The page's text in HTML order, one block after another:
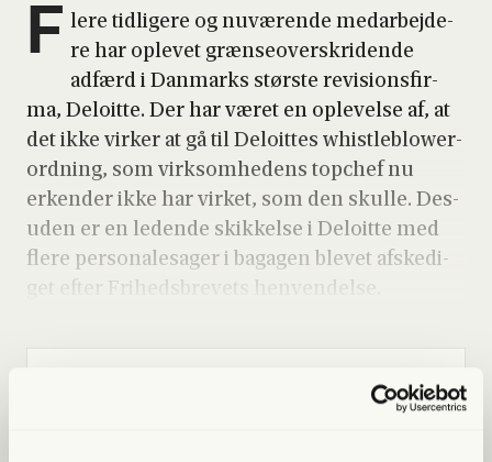
F le­re tid­li­ge­re og nuvæ­ren­de med­ar­bej­de­
re har ople­vet græn­se­over­skri­den­de
adfærd i Dan­marks stør­ste revi­sions­fir­
ma, Deloit­te. Der har været en ople­vel­se af, at
det ikke vir­ker at gå til Deloit­tes whi­st­le­blower­
ord­ning, som virk­som­he­dens top­chef nu
erken­der ikke har vir­ket, som den skul­le. Des­
u­den er en leden­de skik­kel­se i Deloit­te med
fle­re per­so­na­lesa­ger i baga­gen ble­vet afske­di­
get efter Fri­heds­bre­vets hen­ven­del­se.
spa­re 40%